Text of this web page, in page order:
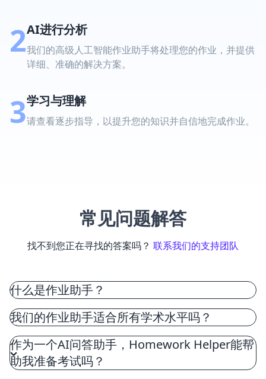
2AI进行分析
我们的高级人工智能作业助手将处理您的作业，并提供
详细、准确的解决方案。
3学习与理解
请查看逐步指导，以提升您的知识并自信地完成作业。
常见问题解答
找不到您正在寻找的答案吗？ 联系我们的支持团队
什么是作业助手？
作业助手，旨在质疑人工智能，拥有旨在帮助学生完
成作业和学术任务的尖端工具。我们的工具利用复杂
的算法对人工智能进行提问，为数学、科学和文学等
各个学科提供即时的人工智能问题答案。
我们的作业助手适合所有学术水平吗？
作为一个AI问答助手，Homework Helper能帮
助我准备考试吗？